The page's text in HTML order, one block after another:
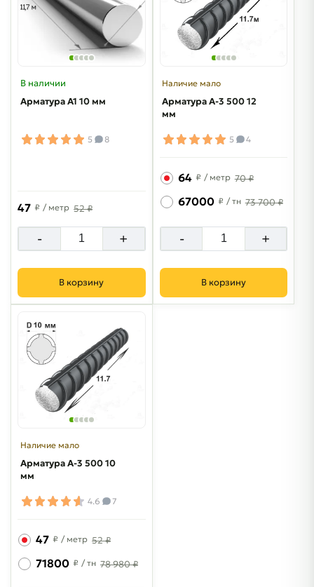
В наличии
Арматура А1 10 мм
5 8
47 ₽ / метр 52 ₽
- +
В корзину
Наличие мало
Арматура A-3 500 12
мм
5 4
64 ₽ / метр 70 ₽
67000 ₽ / тн 73 700 ₽
- +
В корзину
Наличие мало
Арматура A-3 500 10
мм
4.6 7
47 ₽ / метр 52 ₽
71800 ₽ / тн 78 980 ₽